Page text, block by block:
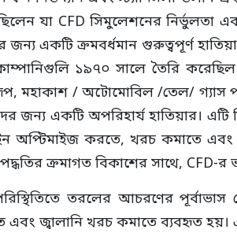
যা CFD সিমুলেশনের নির্ভুলতা
একটি ক্রমবর্ধমান গুরুত্বপূর্ণ
১৯৭০ সালে তৈরি
মহাকাশ / অটোমোবিল /তেল/ গ্যাস
জন্য একটি অপরিহার্য হাতিয়ার।
অপ্টিমাইজ করতে, খরচ কমাতে এবং
ক্রমাগত বিকাশের সাথে, CFD-র
তরলের আচরণের
এবং জ্বালানি খরচ কমাতে ব্যবহৃত